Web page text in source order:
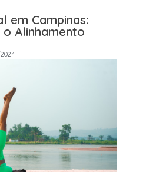
em Campinas:
Alinhamento